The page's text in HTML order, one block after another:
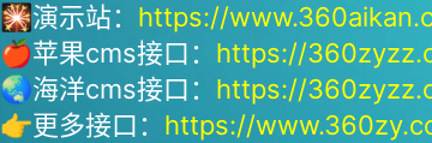
🎇演示站： https://
🍎苹果cms接口： https://
🌏海洋cms接口： https://
👉更多接口： https://